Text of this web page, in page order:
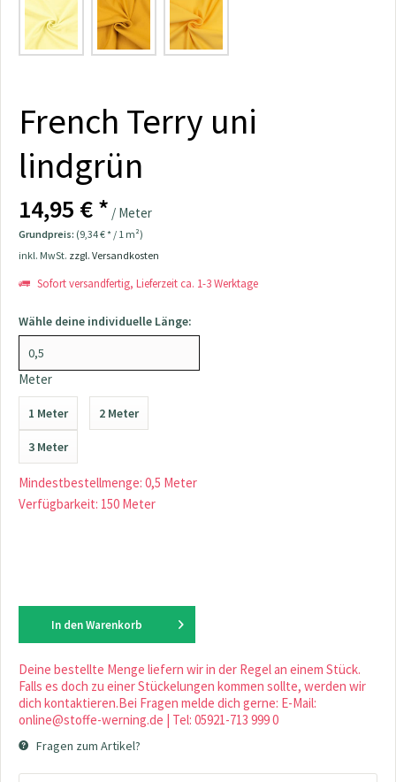
French Terry uni
lindgrün
14,95 € * / Meter
Grundpreis: (9,34 € * / 1 m²)
inkl. MwSt. zzgl. Versandkosten
Sofort versandfertig, Lieferzeit ca. 1-3 Werktage
Wähle deine individuelle Länge:
Meter
1 Meter 2 Meter
3 Meter
Mindestbestellmenge: 0,5 Meter
Verfügbarkeit: 150 Meter
In den Warenkorb
Deine bestellte Menge liefern wir in der Regel an einem Stück.
Falls es doch zu einer Stückelungen kommen sollte, werden wir
dich kontaktieren.Bei Fragen melde dich gerne: E-Mail:
online@stoffe-werning.de | Tel: 05921-713 999 0
Fragen zum Artikel?